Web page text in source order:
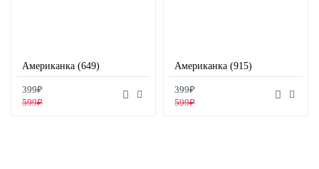
Американка (649)
399₽
599₽
Американка (915)
399₽
599₽